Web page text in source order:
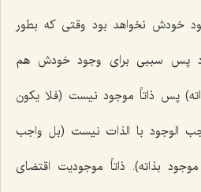
خودش نخواهد بود وقتى كه بطور
پس سببى براى وجود خودش هم
پس ذاتاً موجود نیست (فلا یکون
الوجود با الذات نیست (بل واجب
بذاته). ذاتاً موجودیت اقتضاى